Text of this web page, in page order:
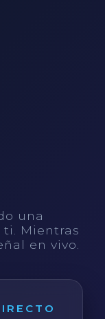
una
Mientras
en vivo.